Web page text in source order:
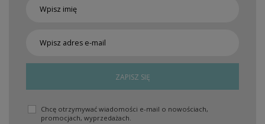
ZAPISZ SIĘ
Chcę otrzymywać wiadomości e-mail o nowościach,
promocjach, wyprzedażach.